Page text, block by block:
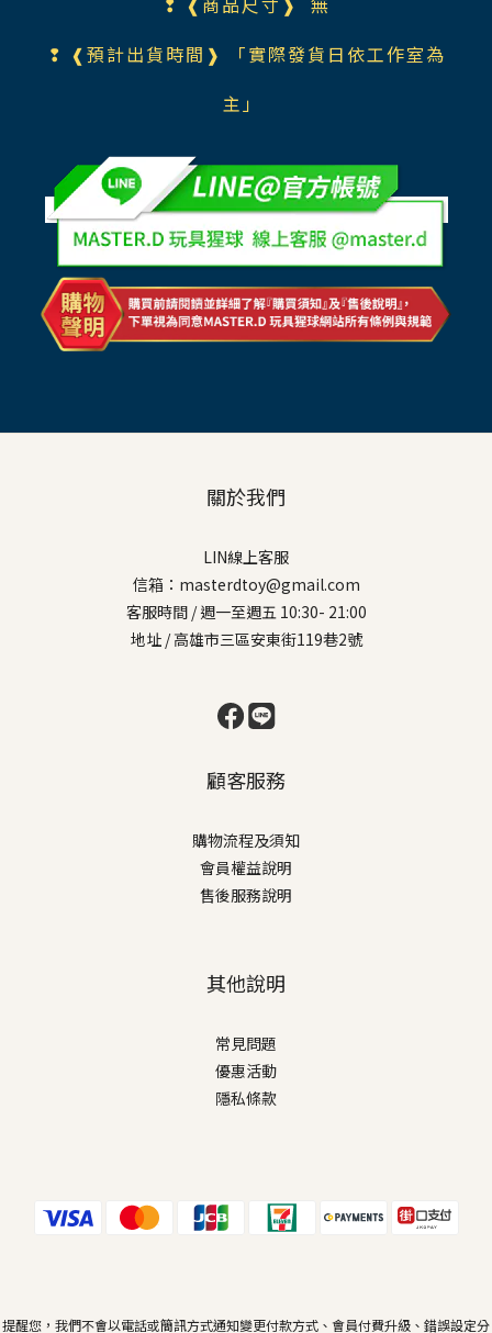
❢ ❰預計出貨時間❱
「實際發貨日依工作室為
主」
關於我們
LIN線上客服
信箱：masterdtoy@gmail.com
客服時間 / 週一至週五 10:30- 21:00
地址 / 高雄市三區安東街119巷2號
顧客服務
購物流程及須知
會員權益說明
售後服務說明
其他說明
常見問題
優惠活動
隱私條款
提醒您，我們不會以電話或簡訊方式通知變更付款方式、會員付費升級、錯誤設定分